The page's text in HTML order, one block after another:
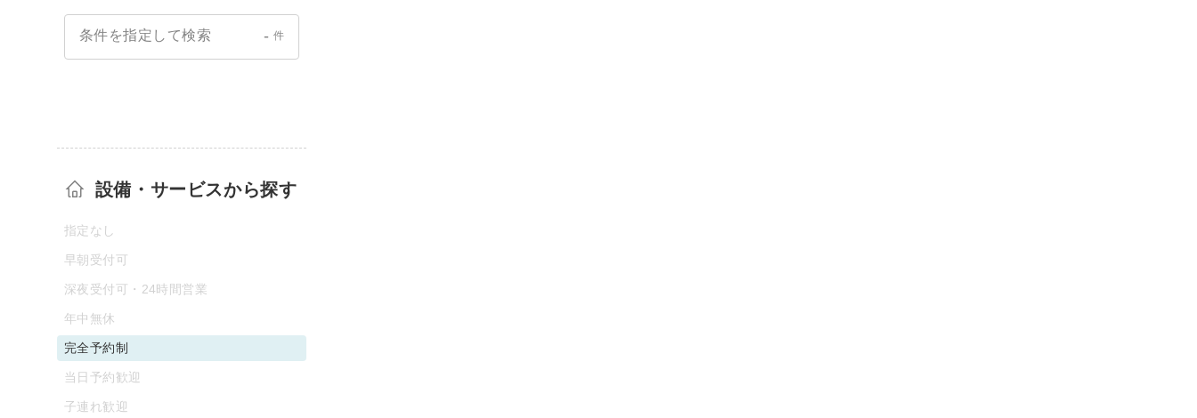
条件を指定して検索 - 件
設備・サービスから探す
指定なし
早朝受付可
深夜受付可・24時間営業
年中無休
完全予約制
当日予約歓迎
子連れ歓迎